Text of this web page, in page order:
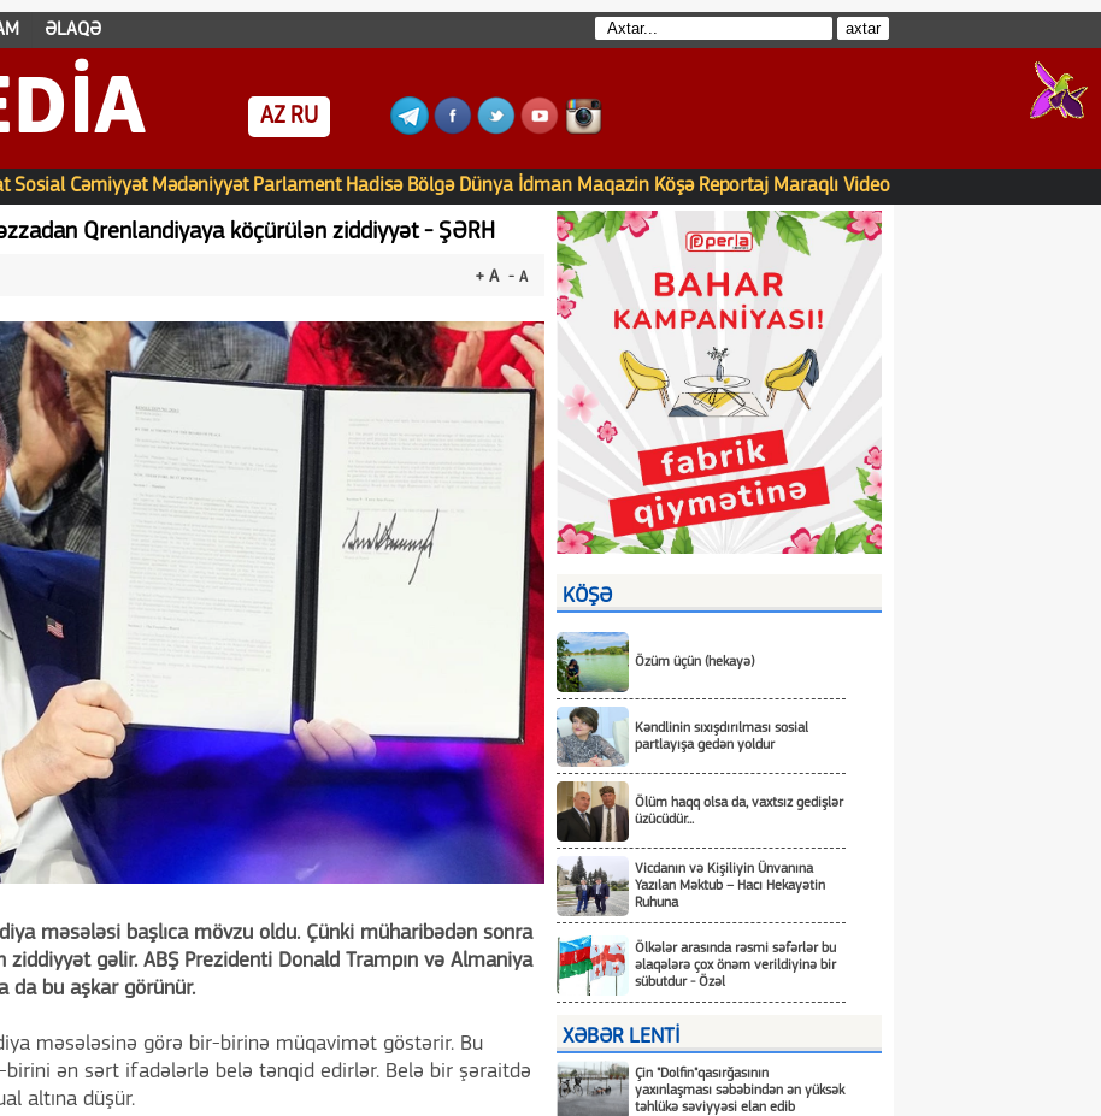
ƏLAQƏ
AZ RU
Sosial Cəmiyyət Mədəniyyət Parlament Hadisə Bölgə Dünya İdman Maqazin Köşə Reportaj Maraqlı Video
Qrenlandiyaya köçürülən ziddiyyət - ŞƏRH
+ A - A
məsələsi başlıca mövzu oldu. Çünki müharibədən sonra
ziddiyyət gəlir. ABŞ Prezidenti Donald Trampın və Almaniya
da bu aşkar görünür.
məsələsinə görə bir-birinə müqavimət göstərir. Bu
ən sərt ifadələrlə belə tənqid edirlər. Belə bir şəraitdə
altına düşür.
KÖŞƏ
Özüm üçün (hekayə)
Kəndlinin sıxışdırılması sosial
partlayışa gedən yoldur
Ölüm haqq olsa da, vaxtsız gedişlər
üzücüdür...
Vicdanın və Kişiliyin Ünvanına
Yazılan Məktub – Hacı Hekayətin
Ruhuna
Ölkələr arasında rəsmi səfərlər bu
əlaqələrə çox önəm verildiyinə bir
sübutdur - Özəl
XƏBƏR LENTİ
Çin "Dolfin"qasırğasının
yaxınlaşması səbəbindən ən yüksək
təhlükə səviyyəsi elan edib